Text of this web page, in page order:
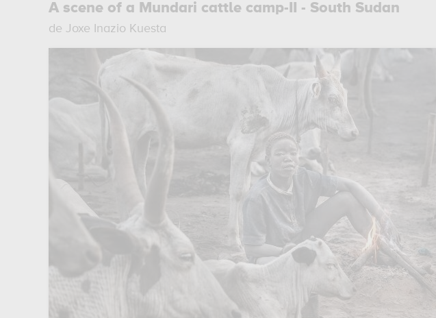
A scene of a Mundari cattle camp-II - South Sudan
de Joxe Inazio Kuesta